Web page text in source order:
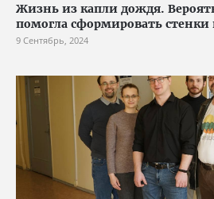
Жизнь из капли дождя.
помогла сформировать стенки
9 Сентябрь, 2024